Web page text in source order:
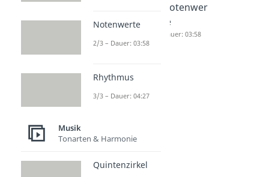
Tonleiter
Dauer: 04:39
Notenwer
te
Dauer: 03:58
Notenwerte
2/3 – Dauer: 03:58
Rhythmus
3/3 – Dauer: 04:27
Musik
Tonarten & Harmonie
Quintenzirkel